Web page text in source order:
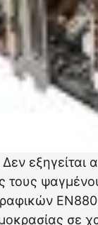
Δεν
σε